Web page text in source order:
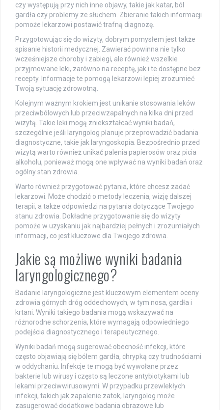
czy występują przy nich inne objawy, takie jak katar, ból
gardła czy problemy ze słuchem. Zbieranie takich informacji
pomoże lekarzowi postawić trafną diagnozę.
Przygotowując się do wizyty, dobrym pomysłem jest także
spisanie historii medycznej. Zawierać powinna nie tylko
wcześniejsze choroby i zabiegi, ale również wszelkie
przyjmowane leki, zarówno na receptę, jak i te dostępne bez
recepty. Informacje te pomogą lekarzowi lepiej zrozumieć
Twoją sytuację zdrowotną.
Kolejnym ważnym krokiem jest unikanie stosowania leków
przeciwbólowych lub przeciwzapalnych na kilka dni przed
wizytą. Takie leki mogą zniekształcać wyniki badań,
szczególnie jeśli laryngolog planuje przeprowadzić badania
diagnostyczne, takie jak laryngoskopia. Bezpośrednio przed
wizytą warto również unikać palenia papierosów oraz picia
alkoholu, ponieważ mogą one wpływać na wyniki badań oraz
ogólny stan zdrowia.
Warto również przygotować pytania, które chcesz zadać
lekarzowi. Może chodzić o metody leczenia, wizję dalszej
terapii, a także odpowiedzi na pytania dotyczące Twojego
stanu zdrowia. Dokładne przygotowanie się do wizyty
pomoże w uzyskaniu jak najbardziej pełnych i zrozumiałych
informacji, co jest kluczowe dla Twojego zdrowia.
Jakie są możliwe wyniki badania
laryngologicznego?
Badanie laryngologiczne jest kluczowym elementem oceny
zdrowia górnych dróg oddechowych, w tym nosa, gardła i
krtani. Wyniki takiego badania mogą wskazywać na
różnorodne schorzenia, które wymagają odpowiedniego
podejścia diagnostycznego i terapeutycznego.
Wyniki badań mogą sugerować obecność infekcji, które
często objawiają się bólem gardła, chrypką czy trudnościami
w oddychaniu. Infekcje te mogą być wywołane przez
bakterie lub wirusy i często są leczone antybiotykami lub
lekami przeciwwirusowymi. W przypadku przewlekłych
infekcji, takich jak zapalenie zatok, laryngolog może
zasugerować dodatkowe badania obrazowe lub